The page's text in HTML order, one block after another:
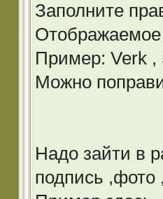
Заполните
Пример: Verk ,
Можно
Надо зайти в
подпись ,фото